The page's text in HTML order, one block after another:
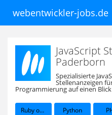
webentwickler-jobs.de
JavaScript
Paderborn
Spezialisierte
Stellenanzeigen
Programmierung auf einen
Ruby on Rails Python